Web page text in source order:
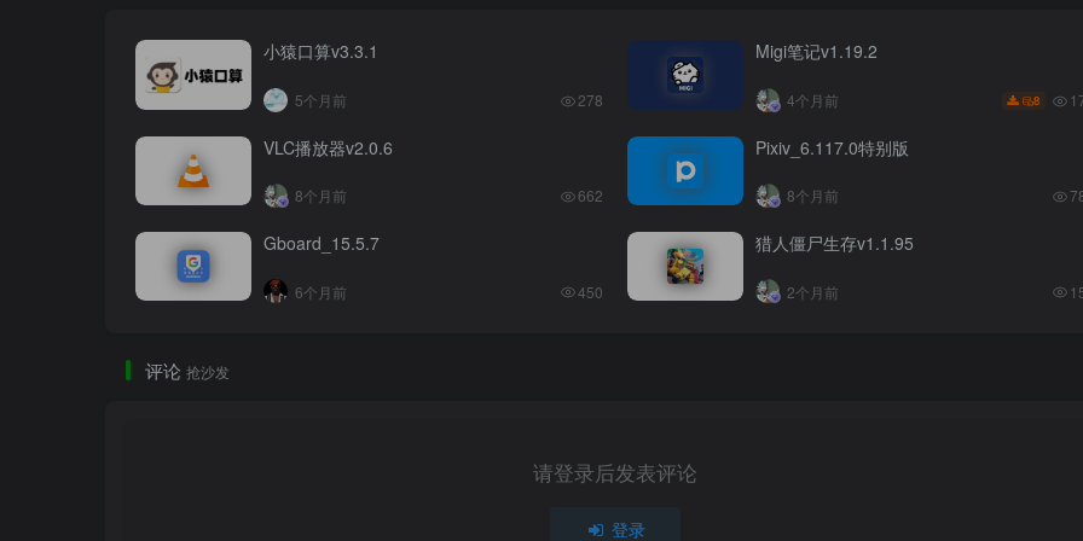
小猿口算v3.3.1
5个月前 278
Migi笔记v1.19.2
4个月前 8
VLC播放器v2.0.6
8个月前 662
Pixiv_6.117.0特别版
8个月前
Gboard_15.5.7
6个月前 450
猎人僵尸生存v1.1.95
2个月前
评论 抢沙发
请登录后发表评论
登录